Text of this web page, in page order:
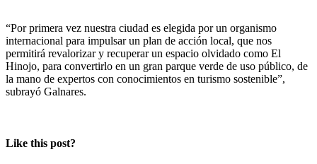
“Por primera vez nuestra ciudad es elegida por un organismo
internacional para impulsar un plan de acción local, que nos
permitirá revalorizar y recuperar un espacio olvidado como El
Hinojo, para convertirlo en un gran parque verde de uso público, de
la mano de expertos con conocimientos en turismo sostenible”,
subrayó Galnares.
Like this post?